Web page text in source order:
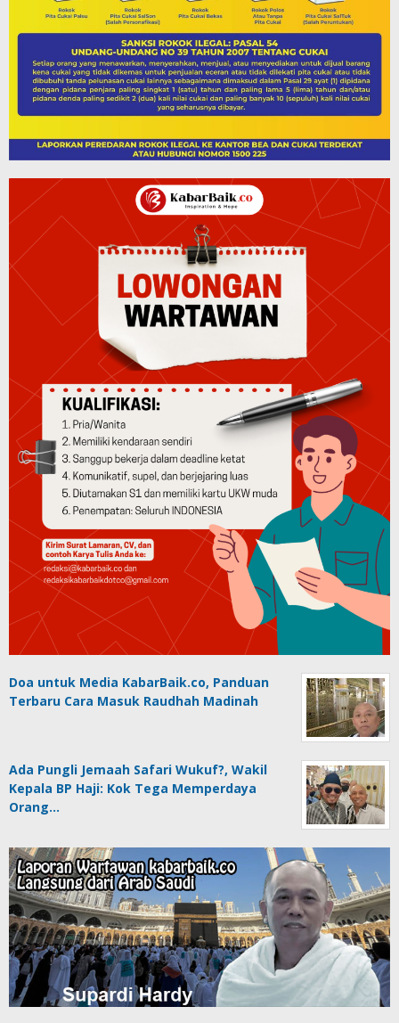
Doa untuk Media KabarBaik.co, Panduan
Terbaru Cara Masuk Raudhah Madinah
Ada Pungli Jemaah Safari Wukuf?, Wakil
Kepala BP Haji: Kok Tega Memperdaya
Orang…